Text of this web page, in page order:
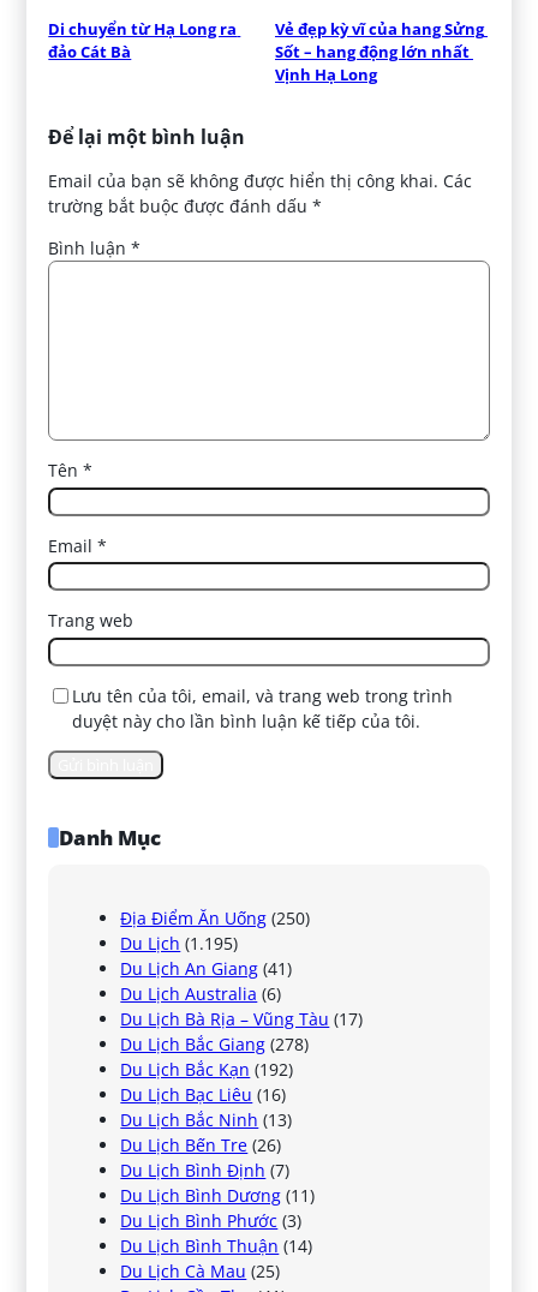
Di chuyển từ Hạ Long ra
đảo Cát Bà
Vẻ đẹp kỳ vĩ của hang Sửng
Sốt – hang động lớn nhất
Vịnh Hạ Long
Để lại một bình luận
Email của bạn sẽ không được hiển thị công khai. Các
trường bắt buộc được đánh dấu*
Bình luận*
Tên*
Email*
Trang web
Lưu tên của tôi, email, và trang web trong trình
duyệt này cho lần bình luận kế tiếp của tôi.
Danh Mục
Địa Điểm Ăn Uống (250)
Du Lịch (1.195)
Du Lịch An Giang (41)
Du Lịch Australia (6)
Du Lịch Bà Rịa – Vũng Tàu (17)
Du Lịch Bắc Giang (278)
Du Lịch Bắc Kạn (192)
Du Lịch Bạc Liêu (16)
Du Lịch Bắc Ninh (13)
Du Lịch Bến Tre (26)
Du Lịch Bình Định (7)
Du Lịch Bình Dương (11)
Du Lịch Bình Phước (3)
Du Lịch Bình Thuận (14)
Du Lịch Cà Mau (25)